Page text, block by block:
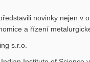
novinky nejen v
a řízení
s.r.o.